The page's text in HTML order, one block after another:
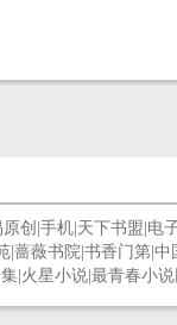
创 手机 天下书盟 电
蔷薇书院 书香门第 中
火星小说 最青春小